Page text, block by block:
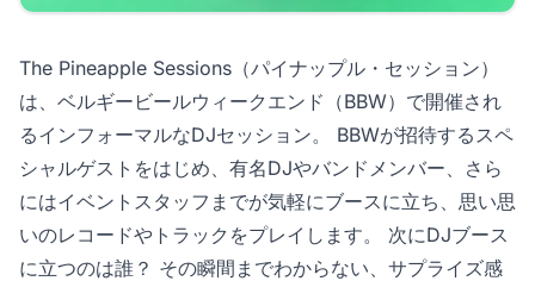
The Pineapple Sessions（パイナップル・セッション）
は、ベルギービールウィークエンド（BBW）で開催され
るインフォーマルなDJセッション。 BBWが招待するスペ
シャルゲストをはじめ、有名DJやバンドメンバー、さら
にはイベントスタッフまでが気軽にブースに立ち、思い思
いのレコードやトラックをプレイします。 次にDJブース
に立つのは誰？ その瞬間までわからない、サプライズ感